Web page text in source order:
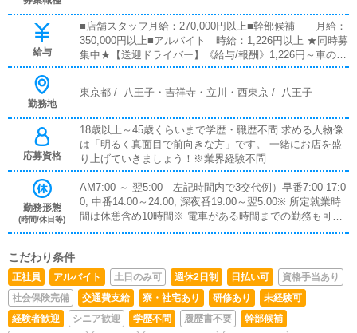
給与
■店舗スタッフ月給：270,000円以上■幹部候補 月給：
350,000円以上■アルバイト 時給：1,226円以上 ★同時募
集中★【送迎ドライバー】《給与/報酬》1,226円～車の持
ち込み無しでも歓迎です。持ち込みの場合は別途ガソリン
ト業務《応募年齢・資格》18歳以上～50歳位まで要普通
問《勤務時間》9時 ～ 翌5時の間で1日5時間～
勤務地
東京都/ 八王子・吉祥寺・立川・西東京/ 八王子
応募資格
18歳以上～45歳くらいまで学歴・職歴不問 求める人物像
は「明るく真面目で前向きな方」です。 一緒にお店を盛
り上げていきましょう！※業界経験不問
勤務形態
(時間/休日等)
AM7:00 ～ 翌5:00 左記時間内で3交代例）早番7:00-17:0
0, 中番14:00～24:00, 深夜番19:00～翌5:00※ 所定就業時
間は休憩含め10時間※ 電車がある時間までの勤務も可能
です。※ 勤務時間は相談可
こだわり条件
正社員 アルバイト 土日のみ可 週休2日制 日払い可
資格手当あり
社会保険完備
交通費支給 寮・社宅あり 研修あり
未経験可
経験者歓迎
シニア歓迎 学歴不問 履歴書不要
幹部候補